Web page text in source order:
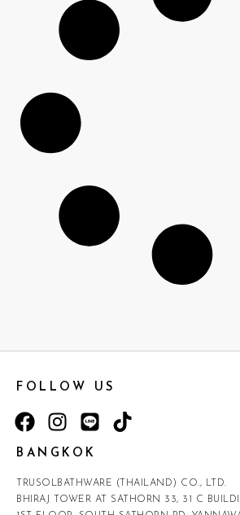
FOLLOW US
BANGKOK
TRUSOLBATHWARE (THAILAND) CO., LTD.
BHIRAJ TOWER AT SATHORN 33, 31 C